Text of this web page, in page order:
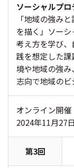
ソーシャルプ
「地域の強み
を描く」ソー
考え方を学び
践を想定した
境や地域の強
志向で地域のビ
オンライン開催
2024年11月27
第3回